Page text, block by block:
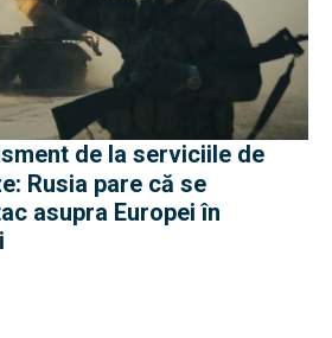
Rusia pare că se
asupra Europei în